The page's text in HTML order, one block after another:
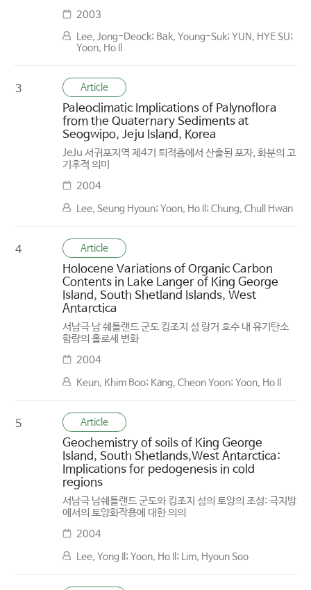
2003
Lee, Jong-Deock; Bak, Young-Suk; YUN, HYE SU;
Yoon, Ho Il
3 Article
Paleoclimatic Implications of Palynoflora
from the Quaternary Sediments at
Seogwipo, Jeju Island, Korea
JeJu 서귀포지역 제4기 퇴적층에서 산출된 포자, 화분의 고
기후적 의미
2004
Lee, Seung Hyoun; Yoon, Ho Il; Chung, Chull Hwan
4 Article
Holocene Variations of Organic Carbon
Contents in Lake Langer of King George
Island, South Shetland Islands, West
Antarctica
서남극 남 쉐틀랜드 군도 킹조지 섬 랑거 호수 내 유기탄소
함량의 홀로세 변화
2004
Keun, Khim Boo; Kang, Cheon Yoon; Yoon, Ho Il
5 Article
Geochemistry of soils of King George
Island, South Shetlands,West Antarctica:
Implications for pedogenesis in cold
regions
서남극 남쉐틀랜드 군도와 킹조지 섬의 토양의 조성: 극지방
에서의 토양화작용에 대한 의의
2004
Lee, Yong Il; Yoon, Ho Il; Lim, Hyoun Soo